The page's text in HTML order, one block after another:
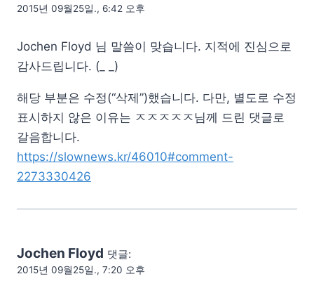
2015년 09월25일., 6:42 오후
Jochen Floyd 님 말씀이 맞습니다. 지적에 진심으로
감사드립니다. (_ _)
해당 부분은 수정(“삭제”)했습니다. 다만, 별도로 수정
표시하지 않은 이유는 ㅈㅈㅈㅈㅈ님께 드린 댓글로
갈음합니다.
https://slownews.kr/46010#comment-
2273330426
Jochen Floyd 댓글:
2015년 09월25일., 7:20 오후